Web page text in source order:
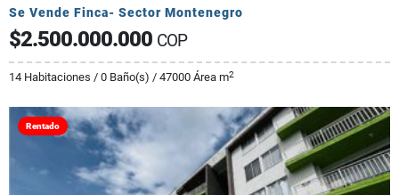
Se Vende Finca- Sector Montenegro
$2.500.000.000 COP
14 Habitaciones / 0 Baño(s) / 47000 Área m2
Rentado